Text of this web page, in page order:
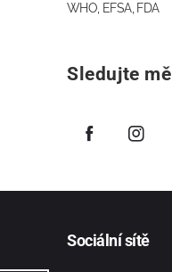
WHO, EFSA, FDA
Sledujte mě
Sociální sítě